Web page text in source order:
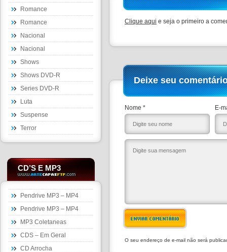
Romance
Romance
Nacional
Nacional
Shows
Shows DVD-R
Series DVD-R
Luta
Suspense
Terror
CD’S E MP3
Pendrive MP3 – MP4
Pendrive MP3 – MP4
MP3 Coletaneas
CDS – Em Geral
CD Arrocha
Clique aqui e seja o primeiro a
Deixe seu
Nome * E-
ENVIAR COMENTÁRIO
O seu endereço de e-mail não será